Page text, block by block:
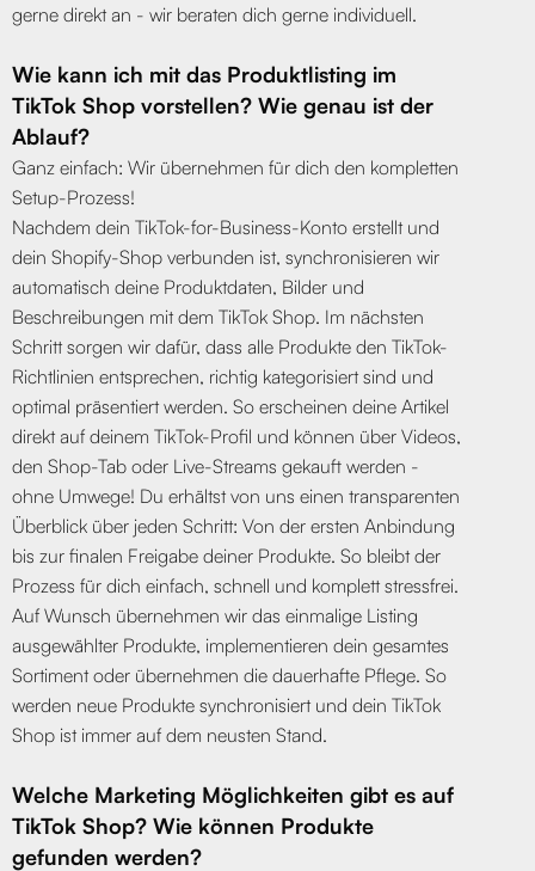
gerne direkt an - wir beraten dich gerne individuell.
Wie kann ich mit das Produktlisting im
TikTok Shop vorstellen? Wie genau ist der
Ablauf?
Ganz einfach: Wir übernehmen für dich den kompletten
Setup-Prozess!
Nachdem dein TikTok-for-Business-Konto erstellt und
dein Shopify-Shop verbunden ist, synchronisieren wir
automatisch deine Produktdaten, Bilder und
Beschreibungen mit dem TikTok Shop. Im nächsten
Schritt sorgen wir dafür, dass alle Produkte den TikTok-
Richtlinien entsprechen, richtig kategorisiert sind und
optimal präsentiert werden. So erscheinen deine Artikel
direkt auf deinem TikTok-Profil und können über Videos,
den Shop-Tab oder Live-Streams gekauft werden -
ohne Umwege! Du erhältst von uns einen transparenten
Überblick über jeden Schritt: Von der ersten Anbindung
bis zur finalen Freigabe deiner Produkte. So bleibt der
Prozess für dich einfach, schnell und komplett stressfrei.
Auf Wunsch übernehmen wir das einmalige Listing
ausgewählter Produkte, implementieren dein gesamtes
Sortiment oder übernehmen die dauerhafte Pflege. So
werden neue Produkte synchronisiert und dein TikTok
Shop ist immer auf dem neusten Stand.
Welche Marketing Möglichkeiten gibt es auf
TikTok Shop? Wie können Produkte
gefunden werden?